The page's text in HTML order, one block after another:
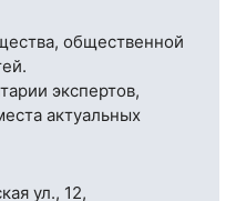
общественной
экспертов,
актуальных
ул., 12,